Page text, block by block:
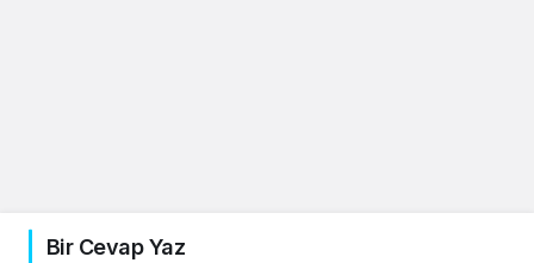
Bir Cevap Yaz